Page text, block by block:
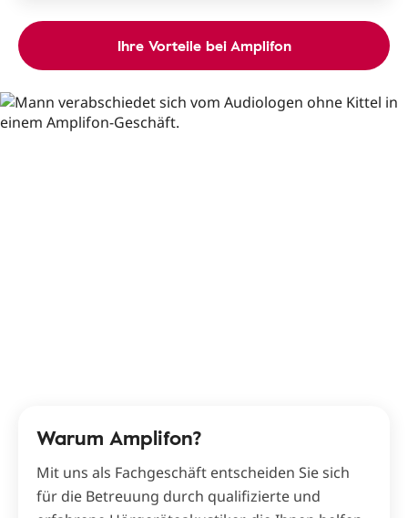
Ihre Vorteile bei Amplifon
Warum Amplifon?
Mit uns als Fachgeschäft entscheiden Sie sich
für die Betreuung durch qualifizierte und